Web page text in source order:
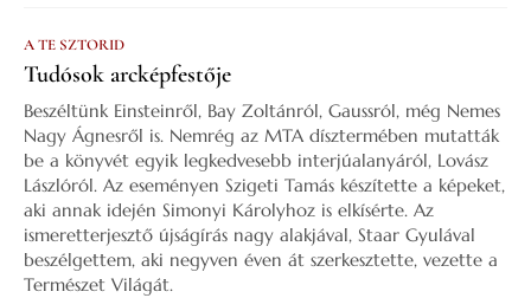
A TE SZTORID
Tudósok arcképfestője
Beszéltünk Einsteinről, Bay Zoltánról, Gaussról, még Nemes
Nagy Ágnesről is. Nemrég az MTA dísztermében mutatták
be a könyvét egyik legkedvesebb interjúalanyáról, Lovász
Lászlóról. Az eseményen Szigeti Tamás készítette a képeket,
aki annak idején Simonyi Károlyhoz is elkísérte. Az
ismeretterjesztő újságírás nagy alakjával, Staar Gyulával
beszélgettem, aki negyven éven át szerkesztette, vezette a
Természet Világát.